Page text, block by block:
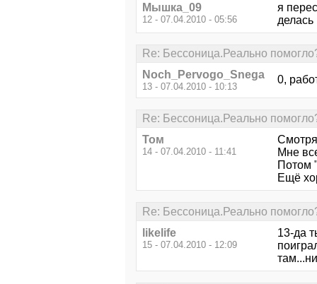
Мышка_09
12 - 07.04.2010 - 05:56
я
делась
Re: Бессоница.Реально
Noch_Pervogo_Snega
13 - 07.04.2010 - 10:13
0,
Re: Бессоница.Реально
Том
14 - 07.04.2010 - 11:41
Мне
Потом
Ещё
Re: Бессоница.Реально
likelife
15 - 07.04.2010 - 12:09
13-да